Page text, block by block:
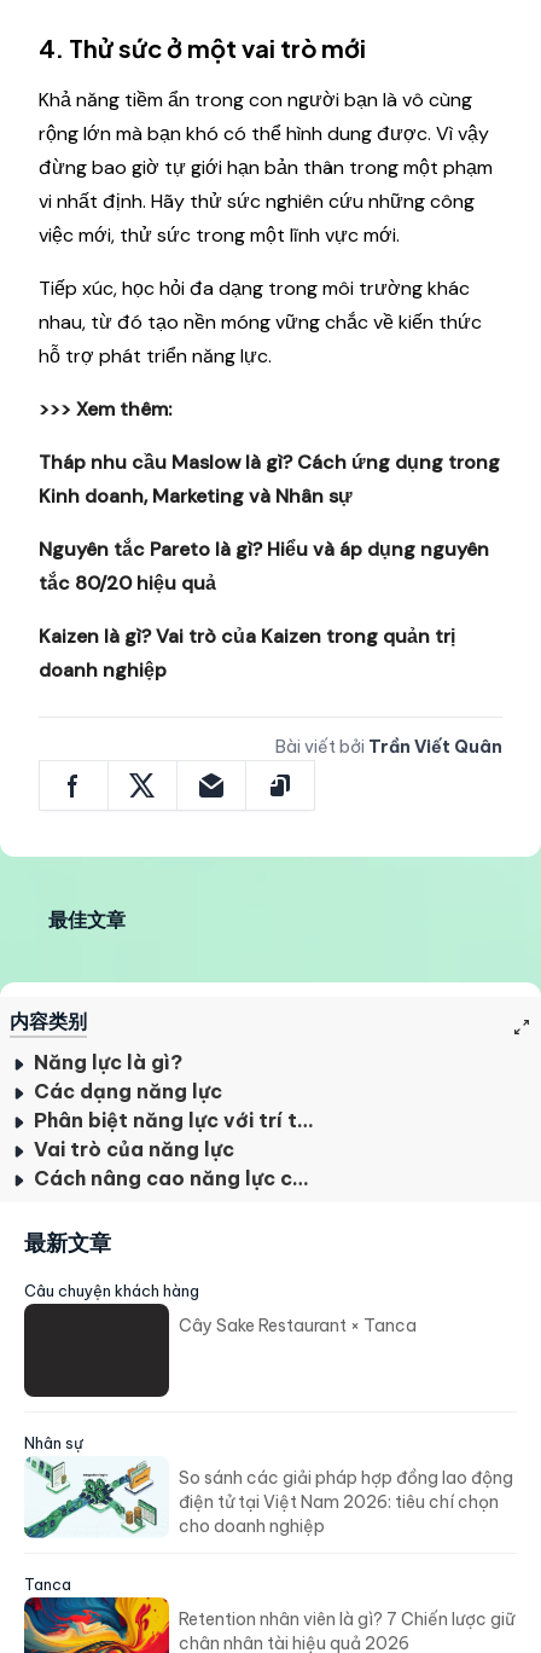
4. Thử sức ở một vai trò mới
Khả năng tiềm ẩn trong con người bạn là vô cùng
rộng lớn mà bạn khó có thể hình dung được. Vì vậy
đừng bao giờ tự giới hạn bản thân trong một phạm
vi nhất định. Hãy thử sức nghiên cứu những công
việc mới, thử sức trong một lĩnh vực mới.
Tiếp xúc, học hỏi đa dạng trong môi trường khác
nhau, từ đó tạo nền móng vững chắc về kiến thức
hỗ trợ phát triển năng lực.
>>> Xem thêm:
Tháp nhu cầu Maslow là gì? Cách ứng dụng trong
Kinh doanh, Marketing và Nhân sự
Nguyên tắc Pareto là gì? Hiểu và áp dụng nguyên
tắc 80/20 hiệu quả
Kaizen là gì? Vai trò của Kaizen trong quản trị
doanh nghiệp
Bài viết bởi Trần Viết Quân
最佳文章
内容类别
Năng lực là gì?
Các dạng năng lực
Phân biệt năng lực với trí thức, kỹ năng, kỹ xảo
Vai trò của năng lực
Cách nâng cao năng lực cho bản thân
最新文章
Câu chuyện khách hàng
Cây Sake Restaurant × Tanca
Nhân sự
So sánh các giải pháp hợp đồng lao động
điện tử tại Việt Nam 2026: tiêu chí chọn
cho doanh nghiệp
Tanca
Retention nhân viên là gì? 7 Chiến lược giữ
chân nhân tài hiệu quả 2026